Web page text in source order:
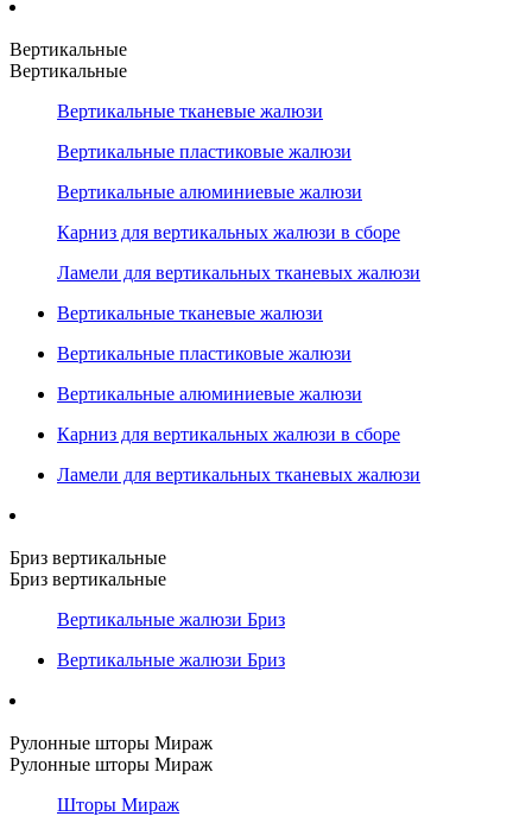
Вертикальные
Вертикальные
Вертикальные тканевые жалюзи
Вертикальные пластиковые жалюзи
Вертикальные алюминиевые жалюзи
Карниз для вертикальных жалюзи в сборе
Ламели для вертикальных тканевых жалюзи
Вертикальные тканевые жалюзи
Вертикальные пластиковые жалюзи
Вертикальные алюминиевые жалюзи
Карниз для вертикальных жалюзи в сборе
Ламели для вертикальных тканевых жалюзи
Бриз вертикальные
Бриз вертикальные
Вертикальные жалюзи Бриз
Вертикальные жалюзи Бриз
Рулонные шторы Мираж
Рулонные шторы Мираж
Шторы Мираж